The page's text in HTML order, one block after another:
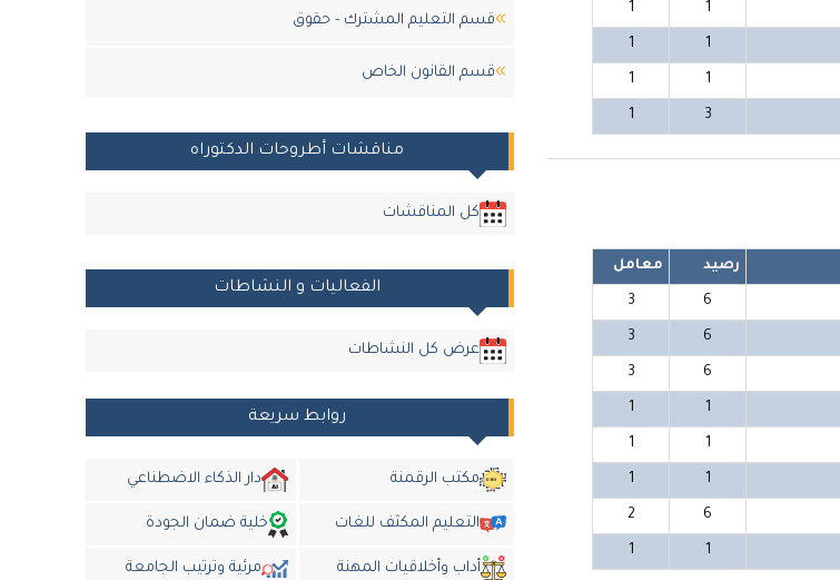
1
1
1
1
1
1
3
1
رصيد معامل
6
3
6
3
6
3
1
1
1
1
1
1
6
2
1
1
قسم التعليم المشترك - حقوق
قسم القانون الخاص
مناقشات أطروحات الدكتوراه
كل المناقشات
الفعاليات و النشاطات
عرض كل النشاطات
روابط سريعة
مكتب الرقمنة دار الذكاء الاضطناعي
التعليم المكثف للغات خلية ضمان الجودة
أداب وأخلاقيات المهنة مرئية وترتيب الجامعة